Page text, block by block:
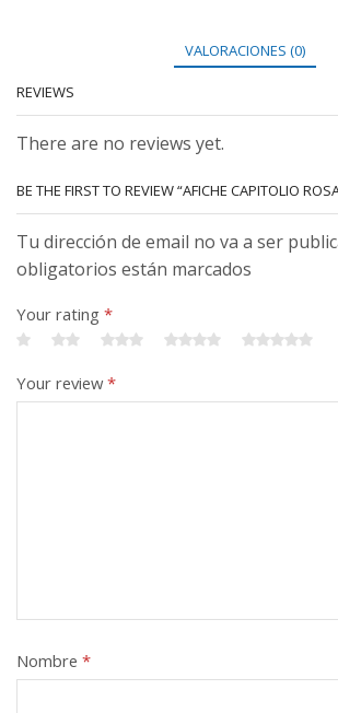
VALORACIONES (0)
REVIEWS
There are no reviews yet.
BE THE FIRST TO REVIEW “AFICHE CAPITOLIO
Tu dirección de email no va a ser
obligatorios están marcados
Your rating *
Your review*
Nombre *